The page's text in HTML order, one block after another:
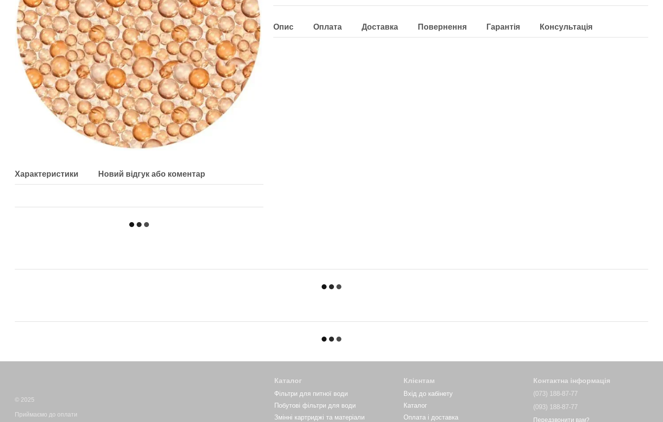
Характеристики Новий відгук або коментар
Опис Оплата Доставка Повернення Гарантія Консультація
© 2025
Приймаємо до оплати
Каталог
Фільтри для питної води
Побутові фільтри для води
Змінні картриджі та матеріали
Клієнтам
Вхід до кабінету
Каталог
Оплата і доставка
Контактна інформація
(073) 188-87-77
(093) 188-87-77
Передзвонити вам?